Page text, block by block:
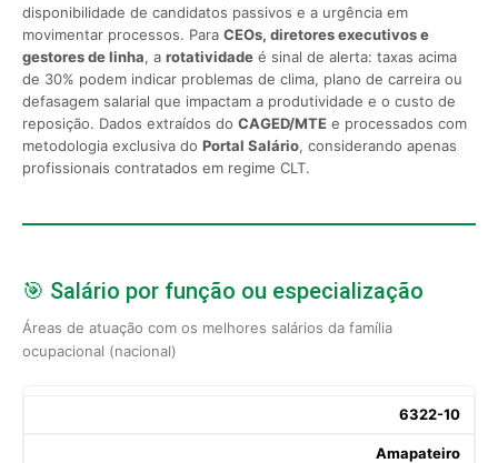
disponibilidade de candidatos passivos e a urgência em
movimentar processos. Para CEOs, diretores executivos e
gestores de linha, a rotatividade é sinal de alerta: taxas acima
de 30% podem indicar problemas de clima, plano de carreira ou
defasagem salarial que impactam a produtividade e o custo de
reposição. Dados extraídos do CAGED/MTE e processados com
metodologia exclusiva do Portal Salário, considerando apenas
profissionais contratados em regime CLT.
🎯 Salário por função ou especialização
Áreas de atuação com os melhores salários da família
ocupacional (nacional)
6322-10
Amapateiro